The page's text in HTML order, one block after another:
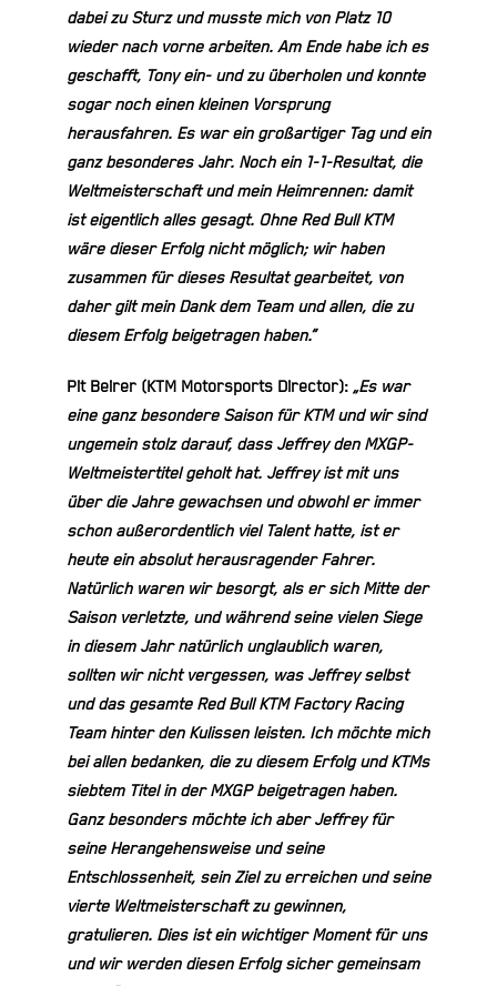
dabei zu Sturz und musste mich von Platz 10
wieder nach vorne arbeiten. Am Ende habe ich es
geschafft, Tony ein- und zu überholen und konnte
sogar noch einen kleinen Vorsprung
herausfahren. Es war ein großartiger Tag und ein
ganz besonderes Jahr. Noch ein 1-1-Resultat, die
Weltmeisterschaft und mein Heimrennen: damit
ist eigentlich alles gesagt. Ohne Red Bull KTM
wäre dieser Erfolg nicht möglich; wir haben
zusammen für dieses Resultat gearbeitet, von
daher gilt mein Dank dem Team und allen, die zu
diesem Erfolg beigetragen haben.“
Pit Beirer (KTM Motorsports Director): „Es war
eine ganz besondere Saison für KTM und wir sind
ungemein stolz darauf, dass Jeffrey den MXGP-
Weltmeistertitel geholt hat. Jeffrey ist mit uns
über die Jahre gewachsen und obwohl er immer
schon außerordentlich viel Talent hatte, ist er
heute ein absolut herausragender Fahrer.
Natürlich waren wir besorgt, als er sich Mitte der
Saison verletzte, und während seine vielen Siege
in diesem Jahr natürlich unglaublich waren,
sollten wir nicht vergessen, was Jeffrey selbst
und das gesamte Red Bull KTM Factory Racing
Team hinter den Kulissen leisten. Ich möchte mich
bei allen bedanken, die zu diesem Erfolg und KTMs
siebtem Titel in der MXGP beigetragen haben.
Ganz besonders möchte ich aber Jeffrey für
seine Herangehensweise und seine
Entschlossenheit, sein Ziel zu erreichen und seine
vierte Weltmeisterschaft zu gewinnen,
gratulieren. Dies ist ein wichtiger Moment für uns
und wir werden diesen Erfolg sicher gemeinsam